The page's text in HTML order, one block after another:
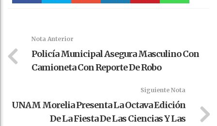
Nota Anterior
Policía Municipal Asegura Masculino Con
Camioneta Con Reporte De Robo
Siguiente Nota
UNAM Morelia Presenta La Octava Edición
De La Fiesta De Las Ciencias Y Las